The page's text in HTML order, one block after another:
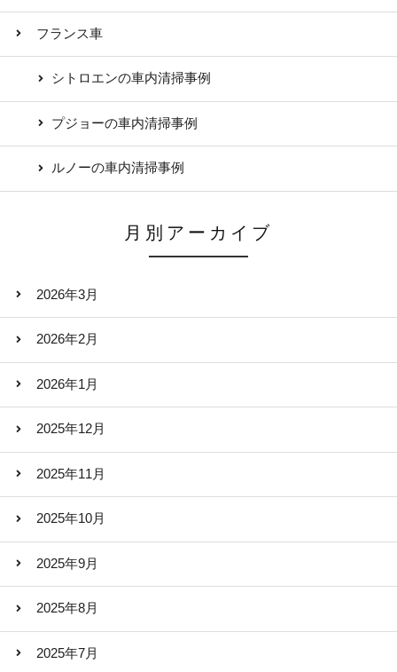
フランス車
シトロエンの車内清掃事例
プジョーの車内清掃事例
ルノーの車内清掃事例
月別アーカイブ
2026年3月
2026年2月
2026年1月
2025年12月
2025年11月
2025年10月
2025年9月
2025年8月
2025年7月